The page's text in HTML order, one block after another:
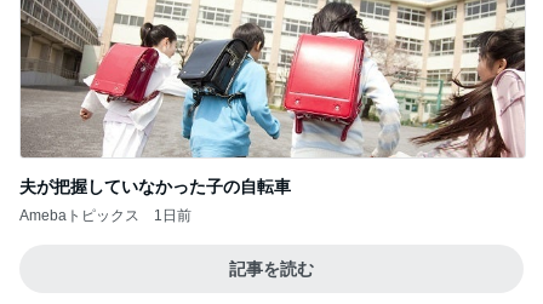
夫が把握していなかった子の自転車
Amebaトピックス 1日前
記事を読む